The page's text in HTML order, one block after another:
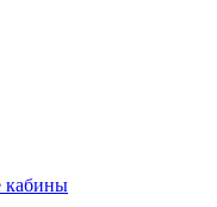
кабины